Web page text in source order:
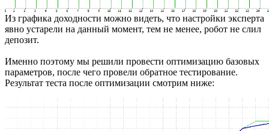
Из графика доходности можно видеть, что настройки эксперта
явно устарели на данный момент, тем не менее, робот не слил
депозит.
Именно поэтому мы решили провести оптимизацию базовых
параметров, после чего провели обратное тестирование.
Результат теста после оптимизации смотрим ниже: